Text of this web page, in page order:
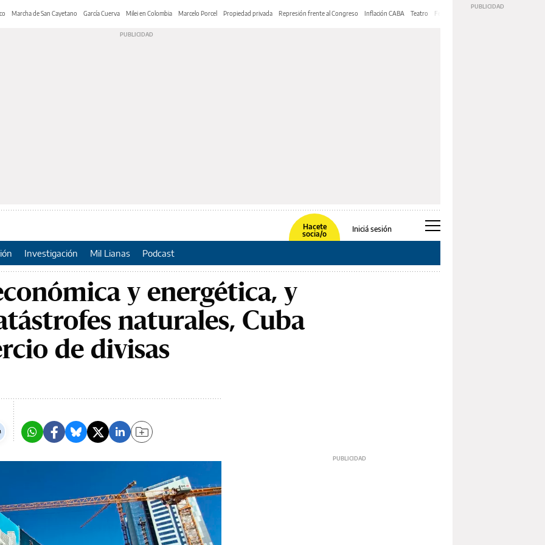
Marcha de San Cayetano García Cuerva Milei en Colombia Marcelo Porcel Propiedad privada Represión frente al Congreso Inflación CABA Teatro Feria de Editores
Hacete
socia/o
Iniciá sesión
Investigación Mil Lianas Podcast
y energética, y
naturales, Cuba
de divisas